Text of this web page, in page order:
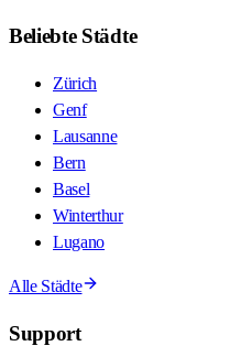
Beliebte Städte
Zürich
Genf
Lausanne
Bern
Basel
Winterthur
Lugano
Alle Städte
Support